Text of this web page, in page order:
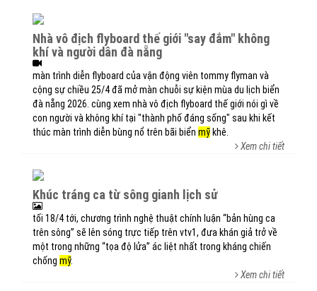
nhà vô địch flyboard thế giới "say đắm" không
khí và người dân đà nẵng
màn trình diễn flyboard của vận động viên tommy flyman và
cộng sự chiều 25/4 đã mở màn chuỗi sự kiện mùa du lịch biển
đà nẵng 2026. cùng xem nhà vô địch flyboard thế giới nói gì về
con người và không khí tại "thành phố đáng sống" sau khi kết
thúc màn trình diễn bùng nổ trên bãi biển mỹ khê.
Xem chi tiết
khúc tráng ca từ sông gianh lịch sử
tối 18/4 tới, chương trình nghệ thuật chính luận “bản hùng ca
trên sông” sẽ lên sóng trực tiếp trên vtv1, đưa khán giả trở về
một trong những “tọa độ lửa” ác liệt nhất trong kháng chiến
chống mỹ.
Xem chi tiết